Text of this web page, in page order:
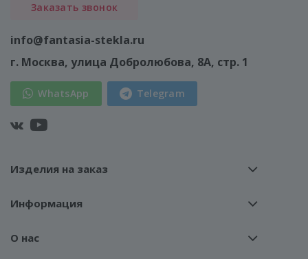
Заказать звонок
info@fantasia-stekla.ru
г. Москва, улица Добролюбова, 8А, стр. 1
WhatsApp Telegram
Изделия на заказ
Информация
О нас